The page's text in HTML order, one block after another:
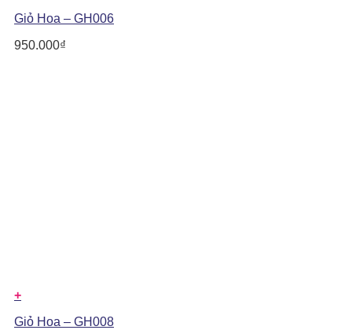
Giỏ Hoa – GH006
950.000₫
+
Giỏ Hoa – GH008